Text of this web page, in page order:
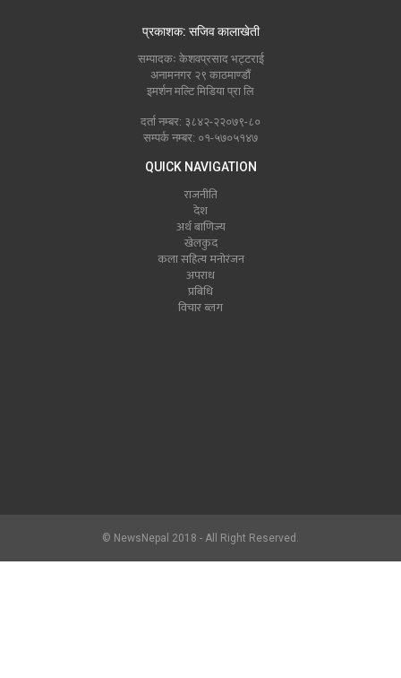
प्रकाशक: सजिव कालाखेती
सम्पादकः केशवप्रसाद भट्टराई
अनामनगर २९ काठमाण्डौं
इमर्शन मल्टि मिडिया प्रा लि
दर्ता नम्बर: ३८४२-२२०७९-८०
सम्पर्क नम्बर: ०१-५७०५१४७
QUICK NAVIGATION
राजनीति
देश
अर्थ बाणिज्य
खेलकुद
कला सहित्य मनोरंजन
अपराध
प्रबिधि
विचार ब्लग
© NewsNepal 2018 - All Right Reserved.
newsnepal.com